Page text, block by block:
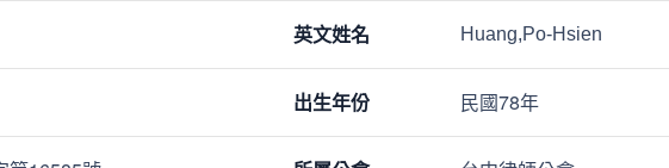
英文姓名 Huang,Po-Hsien
出生年份 民國78年